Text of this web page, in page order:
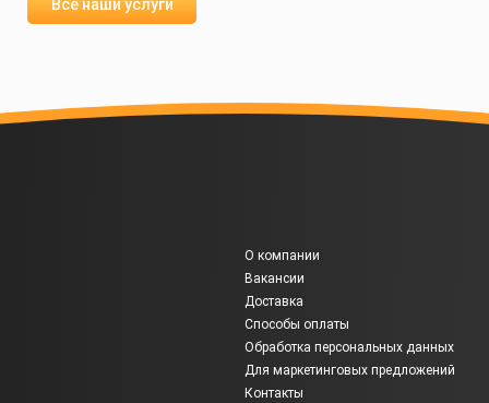
Все наши услуги
О компании
Вакансии
Доставка
Способы оплаты
Обработка персональных данных
Для маркетинговых предложений
Контакты